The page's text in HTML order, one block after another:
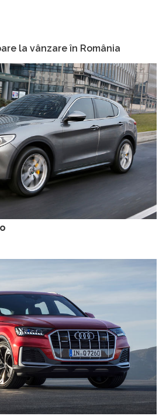
la vânzare în România